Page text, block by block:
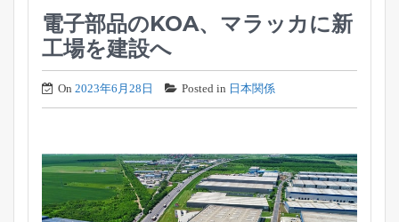
電子部品のKOA、マラッカに新
工場を建設へ
On 2023年6月28日 Posted in 日本関係